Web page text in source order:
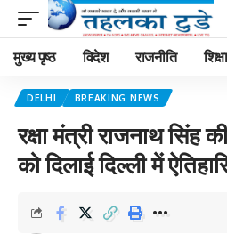
मुख्य पृष्ठ विदेश राजनीति शिक्षा
DELHI BREAKING NEWS
रक्षा मंत्री राजनाथ सिंह
को दिलाई दिल्ली में